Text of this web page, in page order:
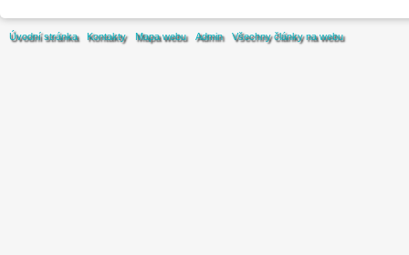
Úvodní stránka Kontakty Mapa webu Admin Všechny články na webu